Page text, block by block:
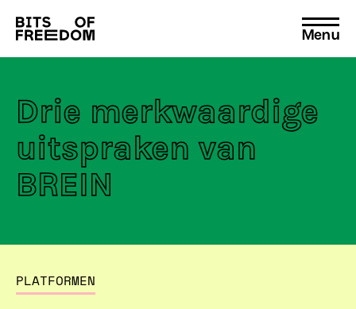
Search
for:
Menu
Drie merkwaardige
uitspraken van
BREIN
PLATFORMEN